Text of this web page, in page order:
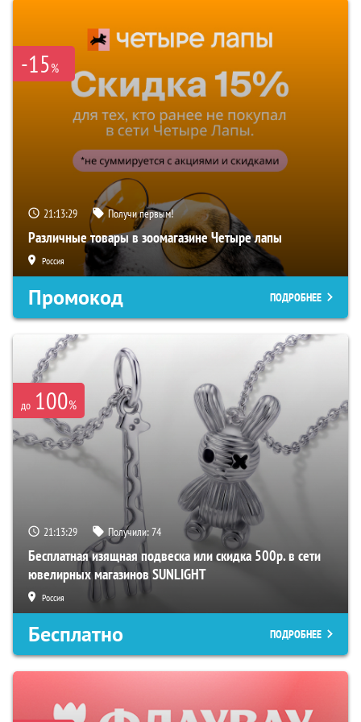
-15%
21:13:28 Получи первым!
Различные товары в зоомагазине Четыре лапы
Россия
Промокод ПОДРОБНЕЕ
до 100%
21:13:28 Получили:74
Бесплатная изящная подвеска или скидка 500р. в сети
ювелирных магазинов SUNLIGHT
Россия
Бесплатно ПОДРОБНЕЕ